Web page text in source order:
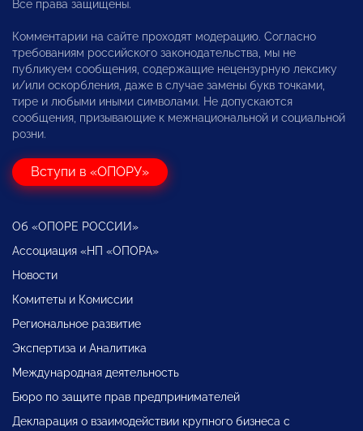
Все права защищены.
Комментарии на сайте проходят модерацию. Согласно
требованиям российского законодательства, мы не
публикуем сообщения, содержащие нецензурную лексику
и/или оскорбления, даже в случае замены букв точками,
тире и любыми иными символами. Не допускаются
сообщения, призывающие к межнациональной и социальной
розни.
Вступи в «ОПОРУ»
Об «ОПОРЕ РОССИИ»
Ассоциация «НП «ОПОРА»
Новости
Комитеты и Комиссии
Региональное развитие
Экспертиза и Аналитика
Международная деятельность
Бюро по защите прав предпринимателей
Декларация о взаимодействии крупного бизнеса с